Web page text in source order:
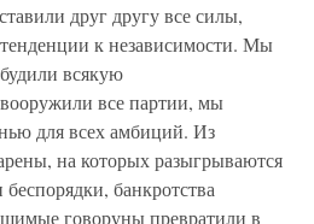
друг другу все силы,
к независимости. Мы
всякую
все партии, мы
для всех амбиций. Из
на которых разыгрываются
банкротства
говоруны превратили в